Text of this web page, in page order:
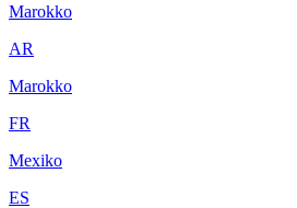
Marokko
AR
Marokko
FR
Mexiko
ES